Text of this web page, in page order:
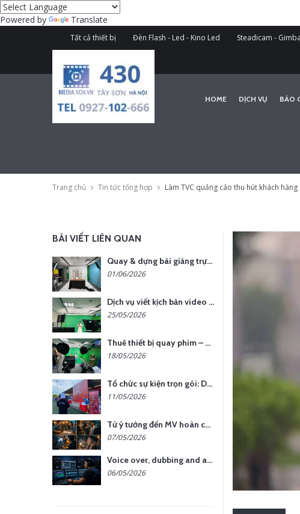
Powered by Translate
Tất cả thiết bị Đèn Flash - Led - Kino Led Steadicam -
HOME DỊCH VỤ BÁO
Trang chủ Tin tức tổng hợp Làm TVC quảng cáo thu hút khách
BÀI VIẾT LIÊN QUAN
Quay & dựng bài giảng trực tuyến – Xu hướng đào tạo thời đại số
01/06/2026
Dịch vụ viết kịch bản video – Bước quan trọng quyết định thành công nội dung
25/05/2026
Thuê thiết bị quay phim – chụp ảnh: Giải pháp tối ưu chi phí cho doanh nghiệp
18/05/2026
Tổ chức sự kiện trọn gói: Doanh nghiệp được gì khi chọn đơn vị chuyên nghiệp?
11/05/2026
Từ ý tưởng đến MV hoàn chỉnh: giải pháp trọn gói tại YCN Media
07/05/2026
Voice over, dubbing and audio production services in Vietnam for global content
06/05/2026